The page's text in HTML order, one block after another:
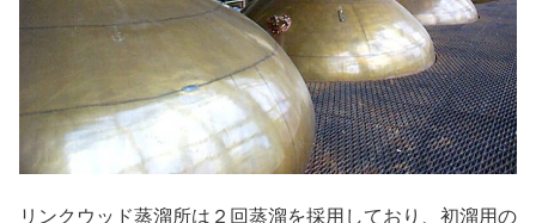
リンクウッド蒸溜所は２回蒸溜を採用しており、初溜用の